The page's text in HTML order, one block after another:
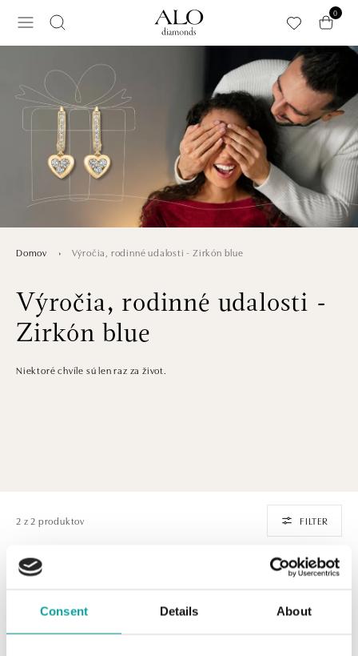
Consent Details About
0
Domov Výročia, rodinné udalosti - Zirkón blue
Výročia, rodinné udalosti -
Zirkón blue
Niektoré chvíle sú len raz za život.
2 z 2 produktov FILTER